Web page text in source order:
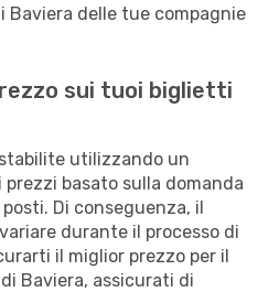
Baviera delle tue compagnie
sui tuoi biglietti
utilizzando un
basato sulla domanda
Di conseguenza, il
durante il processo di
il miglior prezzo per il
Baviera, assicurati di